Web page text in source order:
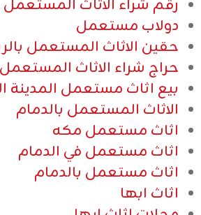
رقم شراء الاثاث المستعمل
دولاب مستعمل
حقين الاثاث المستعمل
حراج شراء الاثاث المستعمل
بيع اثاث مستعمل المدينة
الاثاث المستعمل بالدمام
اثاث مستعمل مكه
اثاث مستعمل في الدمام
اثاث مستعمل بالدمام
اثاث ابها